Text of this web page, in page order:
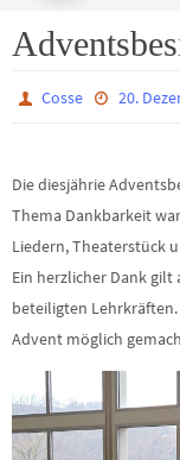
Cosse 20.
Die diesjährie
Thema Dankbarkeit
Liedern, Theaterstück
Ein herzlicher Dank
beteiligten
Advent möglich